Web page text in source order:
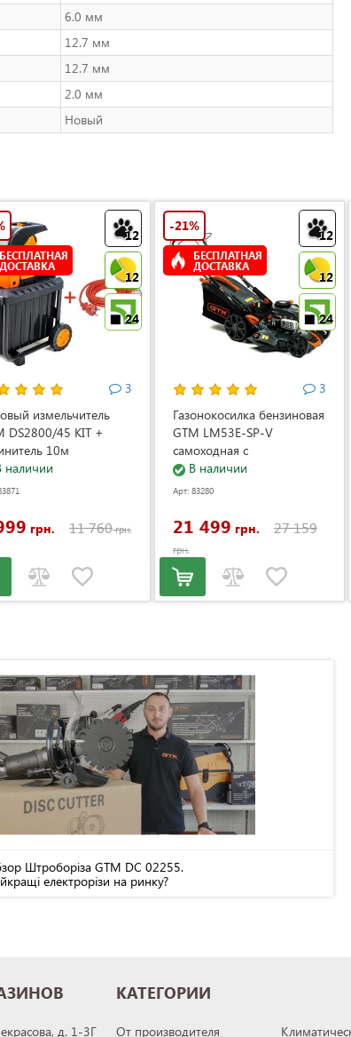
6.0 мм
12.7 мм
12.7 мм
2.0 мм
Новый
12
12
24
БЕСПЛАТНАЯ
ДОСТАВКА
3
измельчитель
DS2800/45 KIT +
10м
45_KIT+ext.cord)
наличии
грн. 11 760грн.
12
12
24
-21%
БЕСПЛАТНАЯ
ДОСТАВКА
3
Газонокосилка бензиновая
GTM LM53E-SP-V
самоходная с
электростартером и
регулировкой скорости
В наличии
Арт: 83280
21 499 грн. 27 159
грн.
Штроборіза GTM DC 02255.
електрорізи на ринку?
д. 1-3Г
КАТЕГОРИИ
От производителя